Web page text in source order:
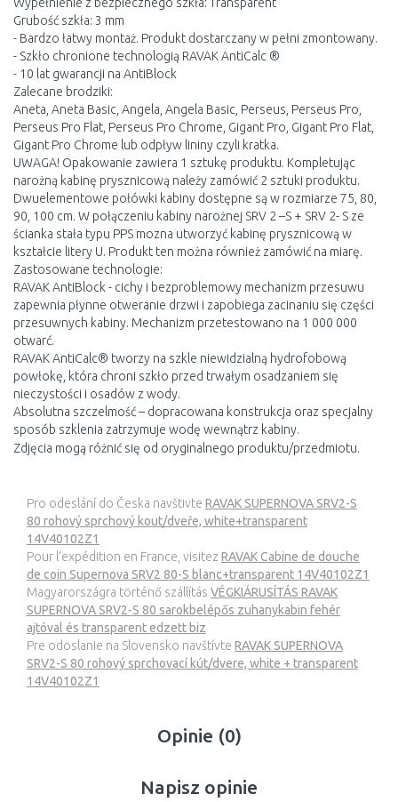
Grubość szkła: 3 mm
- Bardzo łatwy montaż. Produkt dostarczany w pełni zmontowany.
- Szkło chronione technologią RAVAK AntiCalc ®
- 10 lat gwarancji na AntiBlock
Zalecane brodziki:
Aneta, Aneta Basic, Angela, Angela Basic, Perseus, Perseus Pro,
Perseus Pro Flat, Perseus Pro Chrome, Gigant Pro, Gigant Pro Flat,
Gigant Pro Chrome lub odpływ lininy czyli kratka.
UWAGA! Opakowanie zawiera 1 sztukę produktu. Kompletując
narożną kabinę prysznicową należy zamówić 2 sztuki produktu.
Dwuelementowe połówki kabiny dostępne są w rozmiarze 75, 80,
90, 100 cm. W połączeniu kabiny narożnej SRV 2 –S + SRV 2- S ze
ścianka stała typu PPS mozna utworzyć kabinę prysznicową w
kształcie litery U. Produkt ten można również zamówić na miarę.
Zastosowane technologie:
RAVAK AntiBlock - cichy i bezproblemowy mechanizm przesuwu
zapewnia płynne otweranie drzwi i zapobiega zacinaniu się części
przesuwnych kabiny. Mechanizm przetestowano na 1 000 000
otwarć.
RAVAK AntiCalc® tworzy na szkle niewidzialną hydrofobową
powłokę, która chroni szkło przed trwałym osadzaniem się
nieczystości i osadów z wody.
Absolutna szczelmość – dopracowana konstrukcja oraz specjalny
sposób szklenia zatrzymuje wodę wewnątrz kabiny.
Zdjęcia mogą różnić się od oryginalnego produktu/przedmiotu.
Pro odeslání do Česka navštivte RAVAK SUPERNOVA SRV2-S
80 rohový sprchový kout/dveře, white+transparent
14V40102Z1
Pour l’expédition en France, visitez RAVAK Cabine de douche
de coin Supernova SRV2 80-S blanc+transparent 14V40102Z1
Magyarországra történő szállítás VÉGKIÁRUSÍTÁS RAVAK
SUPERNOVA SRV2-S 80 sarokbelépős zuhanykabin fehér
ajtóval és transparent edzett biz
Pre odoslanie na Slovensko navštívte RAVAK SUPERNOVA
SRV2-S 80 rohový sprchovací kút/dvere, white + transparent
14V40102Z1
Opinie (0)
Napisz opinie